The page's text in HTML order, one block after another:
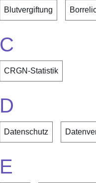
Blutvergiftung
C
CRGN-Statistik
D
Datenschutz
E